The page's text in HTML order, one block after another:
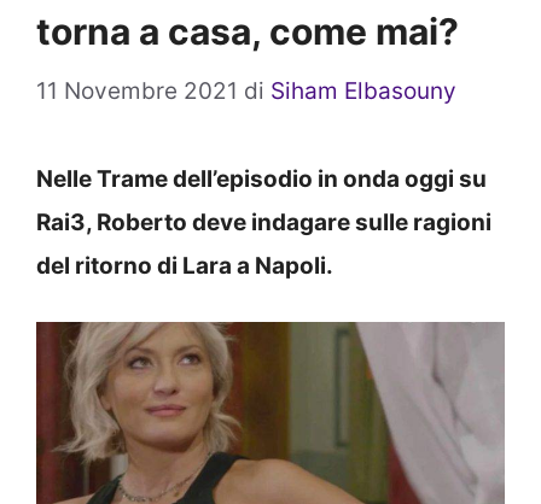
torna a casa, come mai?
11 Novembre 2021 di Siham Elbasouny
Nelle Trame dell’episodio in onda oggi su
Rai3, Roberto deve indagare sulle ragioni
del ritorno di Lara a Napoli.